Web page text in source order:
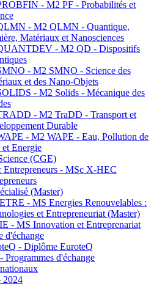
- M2 PF - Probabilités et
- M2 QLMN - Quantique,
Matériaux et Nanosciences
- M2 QD - Dispositifs
- M2 SMNO - Science des
et des Nano-Objets
- M2 Solids - Mécanique des
- M2 TraDD - Transport et
Durable
- M2 WAPE - Eau, Pollution de
Energie
(CGE)
Entrepreneurs - MSc X-HEC
(Master)
- MS Energies Renouvelables :
et Entrepreneuriat (Master)
- MS Innovation et Entreprenariat
d'échange
- Diplôme EuroteQ
Programmes d'échange
2024